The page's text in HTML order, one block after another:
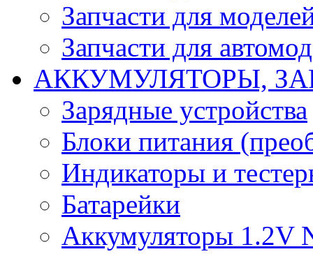
Запчасти для
Запчасти для
АККУМУЛЯТОРЫ,
Зарядные устройства
Блоки питания
Индикаторы и
Батарейки
Аккумуляторы 1.2V